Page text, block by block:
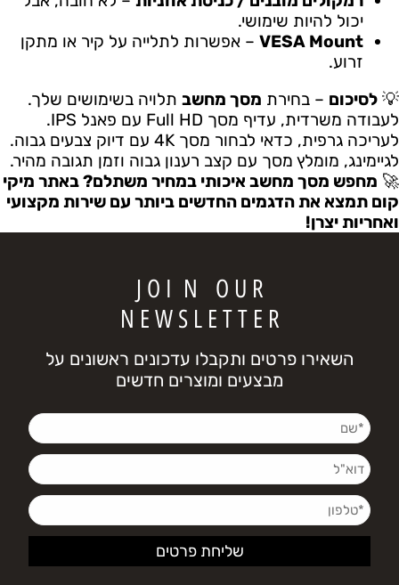
יכול להיות שימושי.
VESA Mount – אפשרות לתלייה על קיר או מתקן
זרוע.
💡 לסיכום – בחירת מסך מחשב תלויה בשימושים שלך.
לעבודה משרדית, עדיף מסך Full HD עם פאנל IPS.
לעריכה גרפית, כדאי לבחור מסך 4K עם דיוק צבעים גבוה.
לגיימינג, מומלץ מסך עם קצב רענון גבוה וזמן תגובה מהיר.
🚀 מחפש מסך מחשב איכותי במחיר משתלם? באתר מיקי
קום תמצא את הדגמים החדשים ביותר עם שירות מקצועי
ואחריות יצרן!
J O I N O U R
N E W S L E T T E R
השאירו פרטים ותקבלו עדכונים ראשונים על
מבצעים ומוצרים חדשים